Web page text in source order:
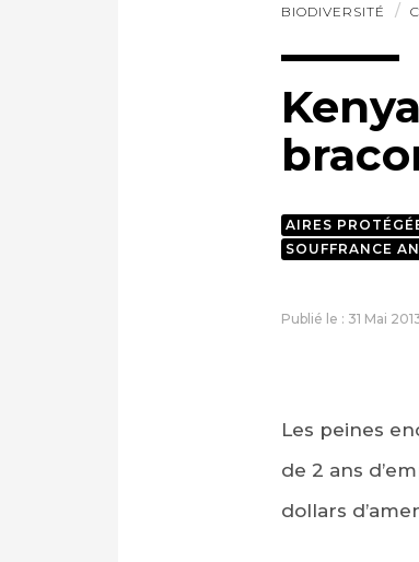
BIODIVERSITÉ
AIRES
SOUFFRANCE
Publié le : 31 Mai
Les peines
de 2 ans
dollars